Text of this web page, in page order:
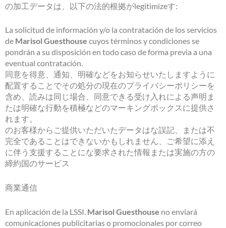
の加工データは、以下の法的根拠がlegitimizeす:
La solicitud de información y/o la contratación de los servicios
de Marisol Guesthouse cuyos términos y condiciones se
pondrán a su disposición en todo caso de forma previa a una
eventual contratación.
同意を得意、通知、明確などをお知らせいたしますように
配置することでその処分の現在のプライバシーポリシーを
含め、読みは同じ場合、同意できる受け入れによる声明ま
たは明確な行動を積極などのマーキングボックスに提供さ
れます。
のお客様からご提供いただいたデータはな誤記、または不
完全であることはできないかもしれません、ご希望に添え
に伴う支援することにな要求された情報または実施の方の
締約国のサービス
商業通信
En aplicación de la LSSI. Marisol Guesthouse no enviará
comunicaciones publicitarias o promocionales por correo